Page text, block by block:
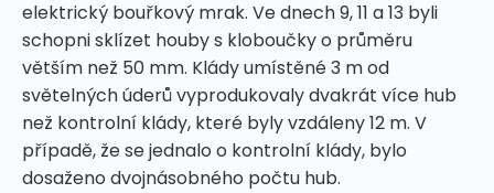
elektrický bouřkový mrak. Ve dnech 9, 11 a 13 byli
schopni sklízet houby s kloboučky o průměru
větším než 50 mm. Klády umístěné 3 m od
světelných úderů vyprodukovaly dvakrát více hub
než kontrolní klády, které byly vzdáleny 12 m. V
případě, že se jednalo o kontrolní klády, bylo
dosaženo dvojnásobného počtu hub.